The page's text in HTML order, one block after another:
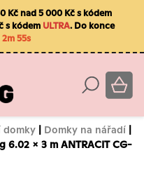
Kč nad 5 000 Kč s kódem
s kódem ULTRA. Do konce
2m 54s
domky | Domky na nářadí |
x 3 m ANTRACIT CG-